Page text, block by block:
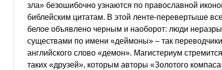
зла» безошибочно узнаются по православной
библейским цитатам. В этой ленте-перевертыше
белое объявлено черным и наоборот: люди
существами по имени «деймоны» – так
английского слово «демон». Магистериум
таких «друзей», которым авторы «Золотого